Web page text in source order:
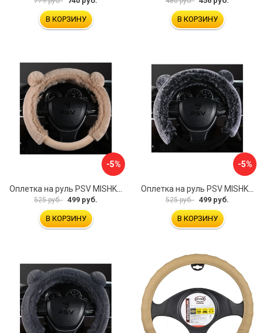
В КОРЗИНУ В КОРЗИНУ
-5%
Оплетка на руль PSV MISHKA Premium 136099
525 руб. 499 руб.
В КОРЗИНУ
-5%
Оплетка на руль PSV MISHKA Premium 136095
525 руб. 499 руб.
В КОРЗИНУ